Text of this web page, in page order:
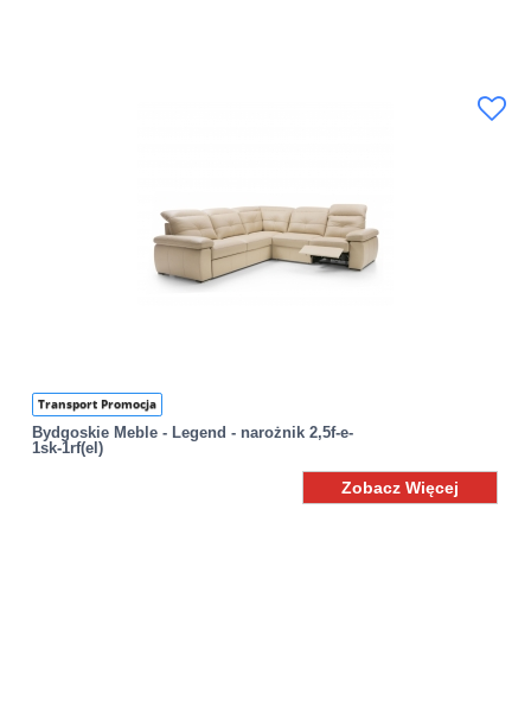
Transport Promocja
Bydgoskie Meble - Legend - narożnik 2,5f-e-
1sk-1rf(el)
Zobacz Więcej